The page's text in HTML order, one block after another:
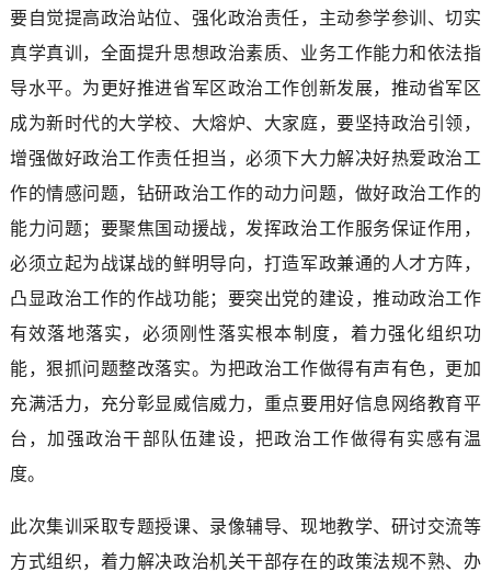
要自觉提高政治站位、强化政治责任，主动参学参训、切实
真学真训，全面提升思想政治素质、业务工作能力和依法指
导水平。为更好推进省军区政治工作创新发展，推动省军区
成为新时代的大学校、大熔炉、大家庭，要坚持政治引领，
增强做好政治工作责任担当，必须下大力解决好热爱政治工
作的情感问题，钻研政治工作的动力问题，做好政治工作的
能力问题；要聚焦国动援战，发挥政治工作服务保证作用，
必须立起为战谋战的鲜明导向，打造军政兼通的人才方阵，
凸显政治工作的作战功能；要突出党的建设，推动政治工作
有效落地落实，必须刚性落实根本制度，着力强化组织功
能，狠抓问题整改落实。为把政治工作做得有声有色，更加
充满活力，充分彰显威信威力，重点要用好信息网络教育平
台，加强政治干部队伍建设，把政治工作做得有实感有温
度。
此次集训采取专题授课、录像辅导、现地教学、研讨交流等
方式组织，着力解决政治机关干部存在的政策法规不熟、办